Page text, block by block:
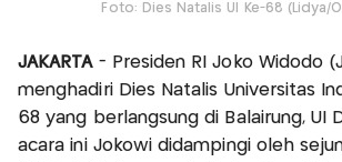
Foto: Dies Natalis UI Ke-68 (Lidya/
JAKARTA- Presiden RI Joko Widodo
menghadiri Dies Natalis Universitas
68 yang berlangsung di Balairung, UI
acara ini Jokowi didampingi oleh